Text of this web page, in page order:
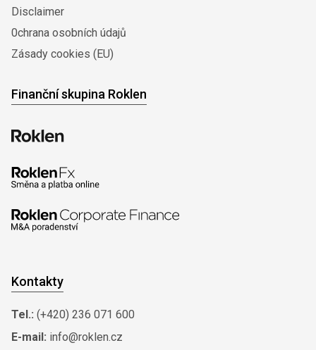
Disclaimer
0chrana osobních údajů
Zásady cookies (EU)
Finanční skupina Roklen
Kontakty
Tel.: (+420) 236 071 600
E-mail: info@roklen.cz